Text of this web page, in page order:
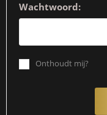
Wachtwoord:
Onthoudt mij?